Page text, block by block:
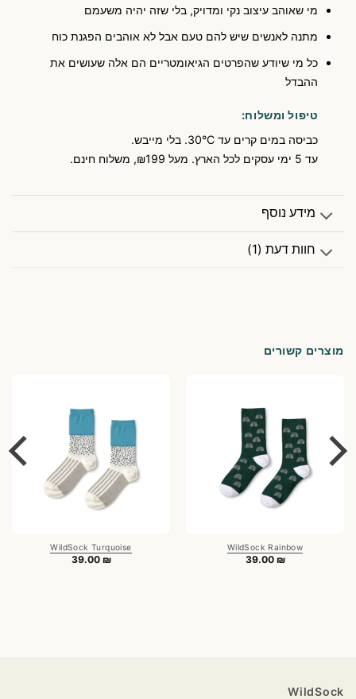
מי שאוהב עיצוב נקי ומדויק, בלי שזה יהיה משעמם
מתנה לאנשים שיש להם טעם אבל לא אוהבים הפגנת כוח
כל מי שיודע שהפרטים הגיאומטריים הם אלה שעושים את
ההבדל
טיפול ומשלוח:
כביסה במים קרים עד 30°C. בלי מייבש.
עד 5 ימי עסקים לכל הארץ. מעל ₪199, משלוח חינם.
מידע נוסף
חוות דעת (1)
מוצרים קשורים
WildSock Rainbow
39.00 ₪
WildSock Turquoise
39.00 ₪
WildSock